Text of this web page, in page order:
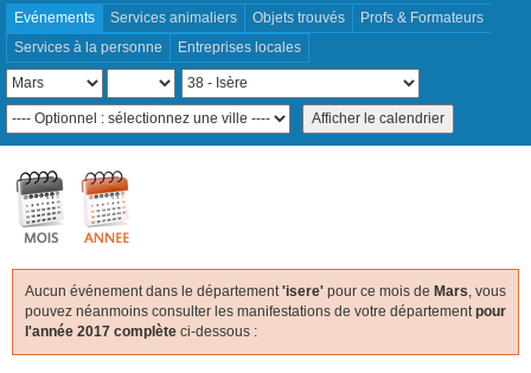
Evénements Services animaliers Objets trouvés
Profs & Formateurs
Services à la personne
Entreprises locales
Aucun événement dans le département 'isere' pour ce mois de Mars , vous
pouvez néanmoins consulter les manifestations de votre département pour
l'année 2017 complète ci-dessous :